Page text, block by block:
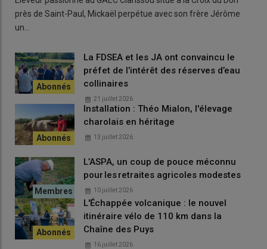
près de Saint-Paul, Mickaël perpétue avec son frère Jérôme
un…
La FDSEA et les JA ont convaincu le
préfet de l’intérêt des réserves d’eau
collinaires
21 juillet 2026
Installation : Théo Mialon, l'élevage
charolais en héritage
13 juillet 2026
L’ASPA, un coup de pouce méconnu
pour les retraites agricoles modestes
10 juillet 2026
L'Échappée volcanique : le nouvel
itinéraire vélo de 110 km dans la
Chaîne des Puys
16 juillet 2026